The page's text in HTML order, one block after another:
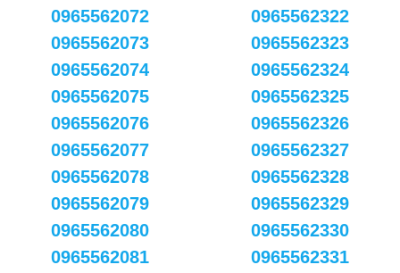
0965562072
0965562073
0965562074
0965562075
0965562076
0965562077
0965562078
0965562079
0965562080
0965562081
0965562322
0965562323
0965562324
0965562325
0965562326
0965562327
0965562328
0965562329
0965562330
0965562331